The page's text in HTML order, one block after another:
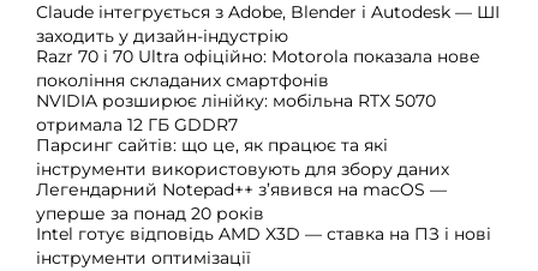
Claude інтегрується з Adobe, Blender і Autodesk — ШІ
заходить у дизайн-індустрію
Razr 70 і 70 Ultra офіційно: Motorola показала нове
покоління складаних смартфонів
NVIDIA розширює лінійку: мобільна RTX 5070
отримала 12 ГБ GDDR7
Парсинг сайтів: що це, як працює та які
інструменти використовують для збору даних
Легендарний Notepad++ з’явився на macOS —
уперше за понад 20 років
Intel готує відповідь AMD X3D — ставка на ПЗ і нові
інструменти оптимізації